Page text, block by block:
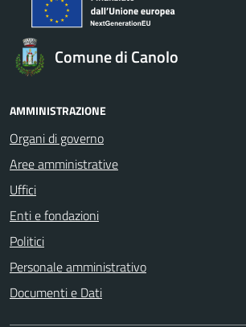
Comune di Canolo
AMMINISTRAZIONE
Organi di governo
Aree amministrative
Uffici
Enti e fondazioni
Politici
Personale amministrativo
Documenti e Dati